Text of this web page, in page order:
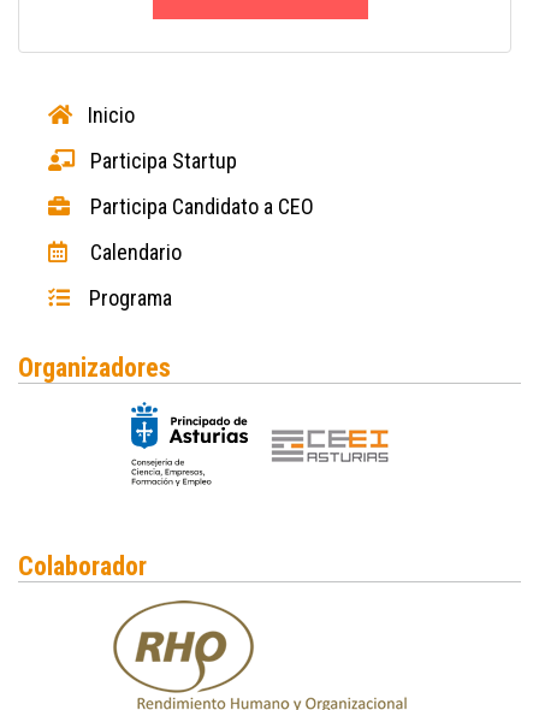
Inicio
Participa Startup
Participa Candidato a CEO
Calendario
Programa
Organizadores
Colaborador